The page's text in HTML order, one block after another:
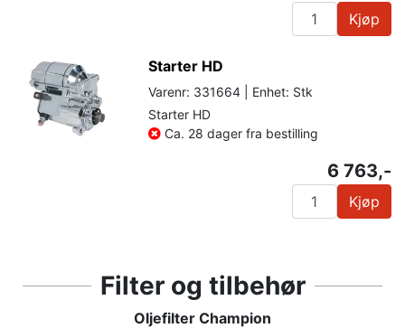
Kjøp
Starter HD
Varenr: 331664 | Enhet: Stk
Starter HD
Ca. 28 dager fra bestilling
6 763,-
Kjøp
Filter og tilbehør
Oljefilter Champion